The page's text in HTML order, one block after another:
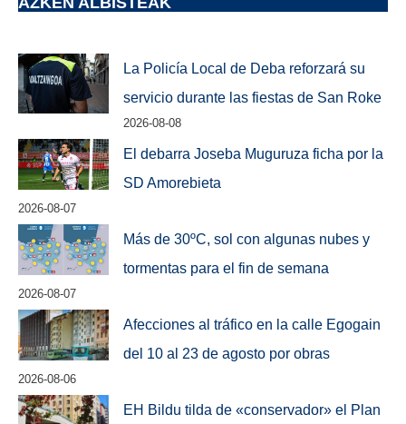
La Policía Local de Deba reforzará su
servicio durante las fiestas de San Roke
2026-08-08
El debarra Joseba Muguruza ficha por la
SD Amorebieta
2026-08-07
Más de 30ºC, sol con algunas nubes y
tormentas para el fin de semana
2026-08-07
Afecciones al tráfico en la calle Egogain
del 10 al 23 de agosto por obras
2026-08-06
EH Bildu tilda de «conservador» el Plan